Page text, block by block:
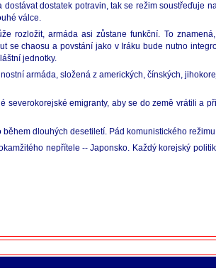
dostatek potravin, tak se režim soustřeďuje
válce.
rozložit, armáda asi zůstane funkční. To
se chaosu a povstání jako v Iráku bude nutno
jednotky.
armáda, složená z amerických, čínských,
emigranty, aby se do země vrátili a
dlouhých desetiletí. Pád komunistického
nepřítele -- Japonsko. Každý korejský